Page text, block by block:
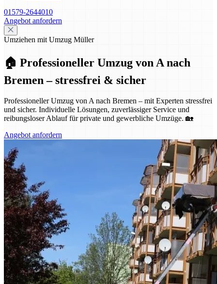
01579-2644010
Angebot anfordern
Umziehen mit Umzug Müller
🏠 Professioneller Umzug von A nach
Bremen – stressfrei & sicher
Professioneller Umzug von A nach Bremen – mit Experten stressfrei
und sicher. Individuelle Lösungen, zuverlässiger Service und
reibungsloser Ablauf für private und gewerbliche Umzüge. 🏡
Angebot anfordern